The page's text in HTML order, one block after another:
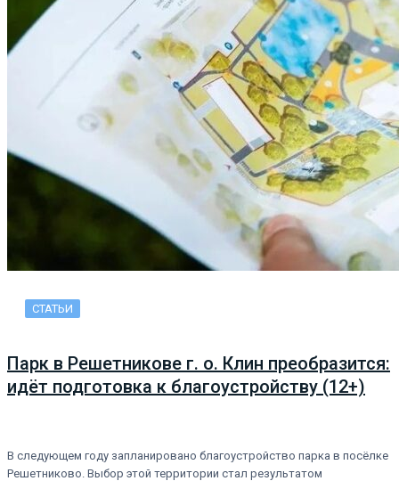
СТАТЬИ
Парк в Решетникове г. о. Клин преобразится:
идёт подготовка к благоустройству (12+)
В следующем году запланировано благоустройство парка в посёлке
Решетниково. Выбор этой территории стал результатом